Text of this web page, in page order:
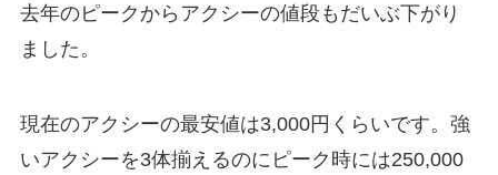
去年のピークからアクシーの値段もだいぶ下がり
ました。
現在のアクシーの最安値は3,000円くらいです。強
いアクシーを3体揃えるのにピーク時には250,000